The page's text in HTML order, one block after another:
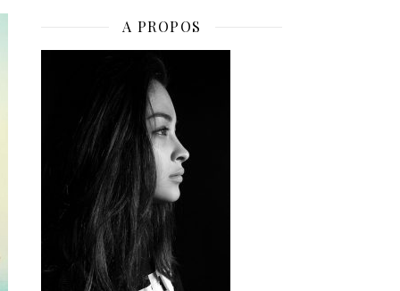
A PROPOS